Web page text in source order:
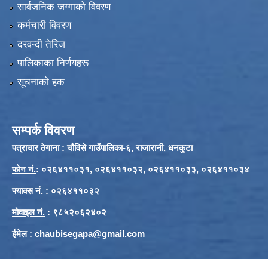
सार्वजनिक जग्गाको विवरण
कर्मचारी विवरण
दरवन्दी तेरिज
पालिकाका निर्णयहरू
सूचनाको हक
सम्पर्क विवरण
पत्राचार ठेगाना: चौविसे गाउँपालिका-६, राजारानी, धनकुटा
फाेन नं.: ०२६४११०३१, ०२६४११०३२, ०२६४११०३३, ०२६४११०३४
फ्याक्स नं. : ०२६४११०३२
मोवाइल नं. : ९८५२०६२४०२
ईमेल: chaubisegapa@gmail.com